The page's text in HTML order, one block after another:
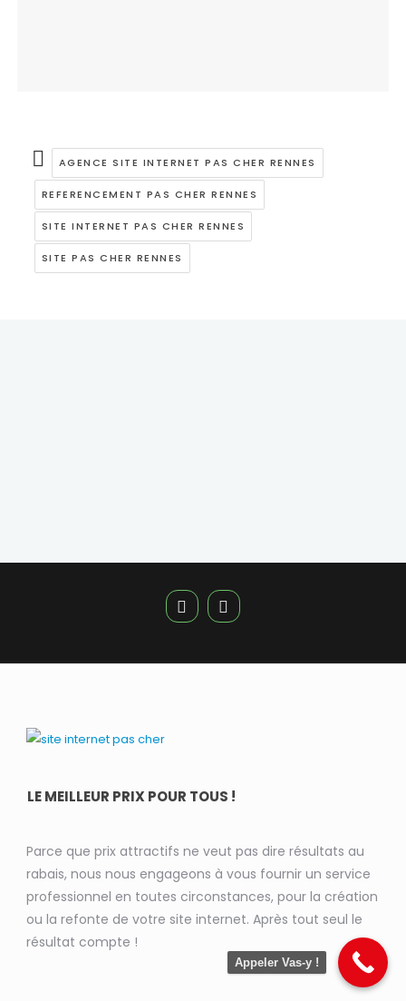
AGENCE SITE INTERNET PAS CHER RENNES
REFERENCEMENT PAS CHER RENNES
SITE INTERNET PAS CHER RENNES
SITE PAS CHER RENNES
LE MEILLEUR PRIX POUR TOUS !
Parce que prix attractifs ne veut pas dire résultats au
rabais, nous nous engageons à vous fournir un service
professionnel en toutes circonstances, pour la création
ou la refonte de votre site internet. Après tout seul le
résultat compte !
Appeler Vas-y !